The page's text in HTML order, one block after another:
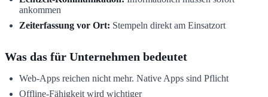
ankommen
Zeiterfassung vor Ort: Stempeln direkt am Einsatzort
Was das für Unternehmen bedeutet
Web-Apps reichen nicht mehr. Native Apps sind Pflicht
Offline-Fähigkeit wird wichtiger